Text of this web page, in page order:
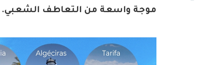
موجة واسعة من التعاطف الشعبي.